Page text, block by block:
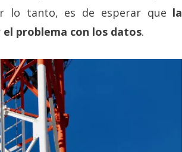
lo tanto, es de esperar que la
problema con los datos.